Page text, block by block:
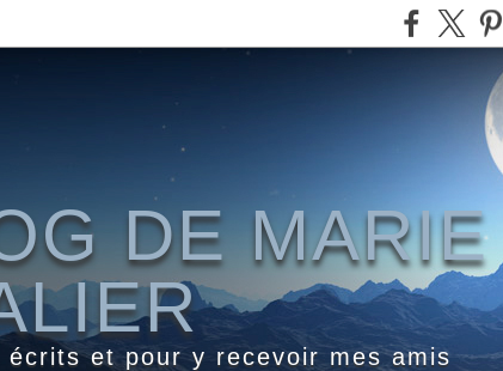
DE MARIE
écrits et pour y recevoir mes amis